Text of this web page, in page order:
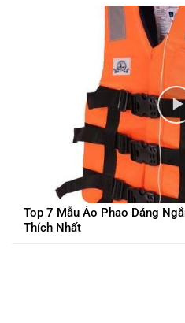
Top 7 Mẫu Áo Phao Dáng
Thích Nhất